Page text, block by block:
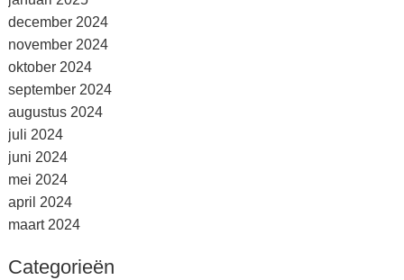
december 2024
november 2024
oktober 2024
september 2024
augustus 2024
juli 2024
juni 2024
mei 2024
april 2024
maart 2024
Categorieën